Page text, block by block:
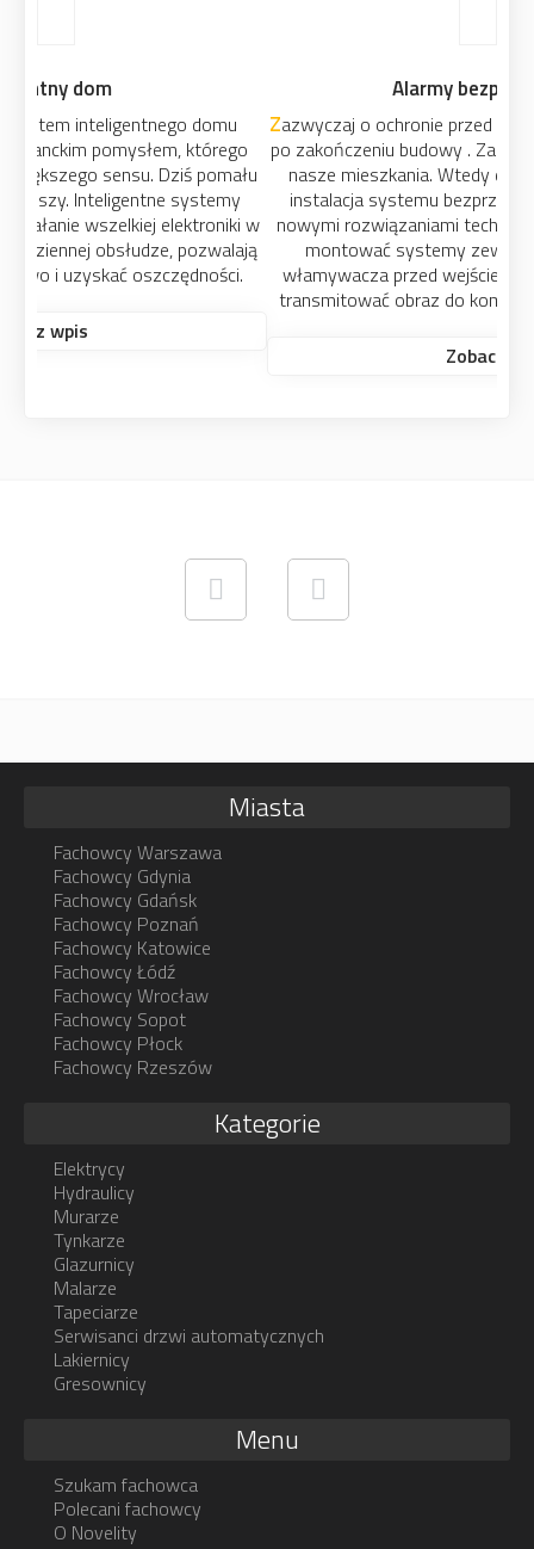
Zazwyczaj o ochronie przed włamaniem myślimy dopiero
po zakończeniu budowy . Zabezpieczyć możemy również
nasze mieszkania. Wtedy dobrym rozwiązaniem jest
instalacja systemu bezprzewodowego. W związku z
nowymi rozwiązaniami technicznymi można w tej chwili
montować systemy zewnętrzne – wykrywające
włamywacza przed wejściem, urządzenia pozwalające
transmitować obraz do komputera oraz ukryte kamery.
Miasta
Fachowcy Warszawa
Fachowcy Gdynia
Fachowcy Gdańsk
Fachowcy Poznań
Fachowcy Katowice
Fachowcy Łódź
Fachowcy Wrocław
Fachowcy Sopot
Fachowcy Płock
Fachowcy Rzeszów
Kategorie
Elektrycy
Hydraulicy
Murarze
Tynkarze
Glazurnicy
Malarze
Tapeciarze
Serwisanci drzwi automatycznych
Lakiernicy
Gresownicy
Menu
Szukam fachowca
Polecani fachowcy
O Novelity